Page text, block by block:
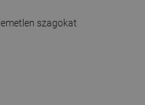
szagokat